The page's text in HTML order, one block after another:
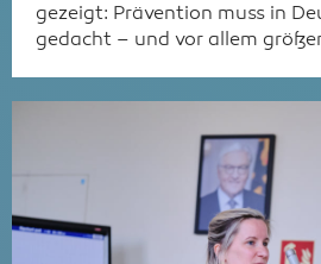
gezeigt: Prävention muss in
gedacht – und vor allem